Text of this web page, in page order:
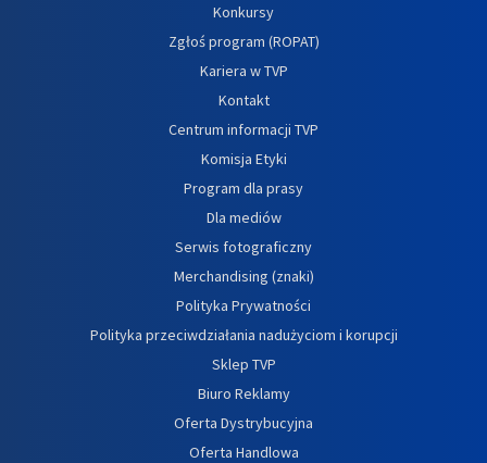
Konkursy
Zgłoś program (ROPAT)
Kariera w TVP
Kontakt
Centrum informacji TVP
Komisja Etyki
Program dla prasy
Dla mediów
Serwis fotograficzny
Merchandising (znaki)
Polityka Prywatności
Polityka przeciwdziałania nadużyciom i korupcji
Sklep TVP
Biuro Reklamy
Oferta Dystrybucyjna
Oferta Handlowa